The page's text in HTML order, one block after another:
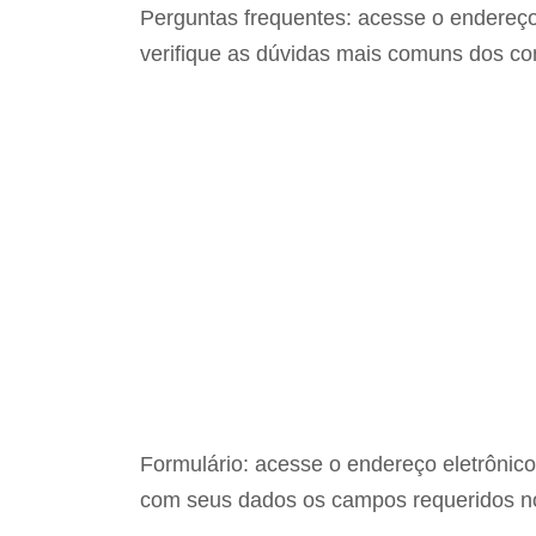
Perguntas frequentes: acesse o
verifique as dúvidas mais comuns dos
Formulário: acesse o endereço
com seus dados os campos requeridos